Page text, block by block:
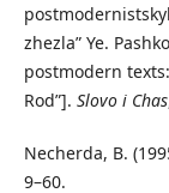
zhezla” Ye.
postmodern
Rod”]. Slovo i Chas
Necherda, B.
9–60.